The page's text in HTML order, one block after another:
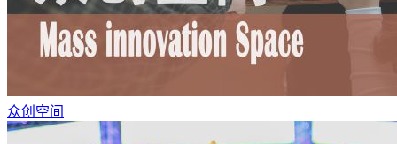
众创空间